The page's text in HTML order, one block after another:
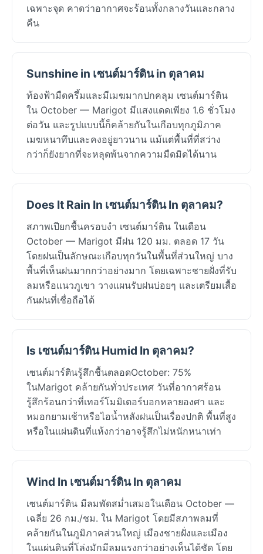
เฉพาะจุด คาดว่าอากาศจะร้อนทั้งกลางวันและกลาง
คืน
Sunshine in เซนต์มาร์ติน in ตุลาคม
ท้องฟ้ามืดครึ้มและมีเมฆมากปกคลุม เซนต์มาร์ติน
ใน October — Marigot มีแสงแดดเพียง 1.6 ชั่วโมง
ต่อวัน และรูปแบบนี้ก็คล้ายกันในเกือบทุกภูมิภาค
เมฆหนาทึบและคงอยู่ยาวนาน แม้แต่พื้นที่ที่สว่าง
กว่าก็ยังยากที่จะหลุดพ้นจากความมืดมิดได้นาน
Does It Rain In เซนต์มาร์ติน In ตุลาคม?
สภาพเปียกชื้นครอบงำ เซนต์มาร์ติน ในเดือน
October — Marigot มีฝน 120 มม. ตลอด 17 วัน
โดยฝนเป็นลักษณะเกือบทุกวันในพื้นที่ส่วนใหญ่ บาง
พื้นที่เห็นฝนมากกว่าอย่างมาก โดยเฉพาะชายฝั่งที่รับ
ลมหรือแนวภูเขา วางแผนรับฝนบ่อยๆ และเตรียมเสื้อ
กันฝนที่เชื่อถือได้
Is เซนต์มาร์ติน Humid In ตุลาคม?
เซนต์มาร์ตินรู้สึกชื้นตลอดOctober: 75%
ในMarigot คล้ายกันทั่วประเทศ วันที่อากาศร้อน
รู้สึกร้อนกว่าที่เทอร์โมมิเตอร์บอกหลายองศา และ
หมอกยามเช้าหรือไอน้ำหลังฝนเป็นเรื่องปกติ พื้นที่สูง
หรือในแผ่นดินที่แห้งกว่าอาจรู้สึกไม่หนักหนาเท่า
Wind In เซนต์มาร์ติน In ตุลาคม
เซนต์มาร์ติน มีลมพัดสม่ำเสมอในเดือน October —
เฉลี่ย 26 กม./ชม. ใน Marigot โดยมีสภาพลมที่
คล้ายกันในภูมิภาคส่วนใหญ่ เมืองชายฝั่งและเมือง
ในแผ่นดินที่โล่งมักมีลมแรงกว่าอย่างเห็นได้ชัด โดย